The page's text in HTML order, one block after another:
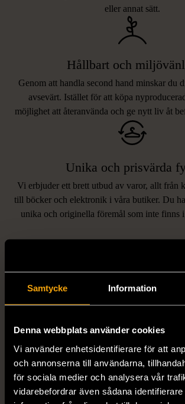
Samtycke Information
Denna webbplats använder cookies
Vi använder enhetsidentifierare för att
och annonserna till användarna,
för sociala medier och analysera vår
vidarebefordrar även sådana
eller annat sätt.
Hållbart och
Genom att handla second hand minskar du
avsevärt. Istället för att köpa
möjlighet att återanvända och ge nytt liv åt
Unika och prisvärda
Vi erbjuder ett brett utbud av varor, allt från
till böcker och elektronik i våra butiker. Du
unika och originella föremål som inte finns
LIKNANDE
Hitta produkter som påminner
MISSONI
Missoni - Klänning -
STUDIO